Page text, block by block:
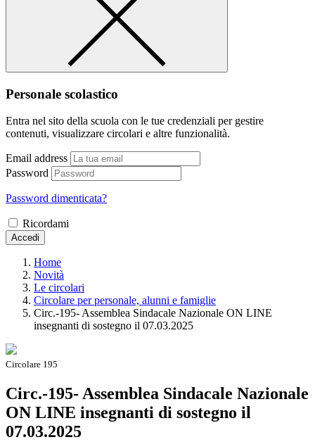
Personale scolastico
Entra nel sito della scuola con le tue credenziali per gestire
contenuti, visualizzare circolari e altre funzionalità.
Email address
Password
Password dimenticata?
Ricordami
Accedi
Home
Novità
Le circolari
Circolare per personale, alunni e famiglie
Circ.-195- Assemblea Sindacale Nazionale ON LINE
insegnanti di sostegno il 07.03.2025
Circolare 195
Circ.-195- Assemblea Sindacale Nazionale
ON LINE insegnanti di sostegno il
07.03.2025